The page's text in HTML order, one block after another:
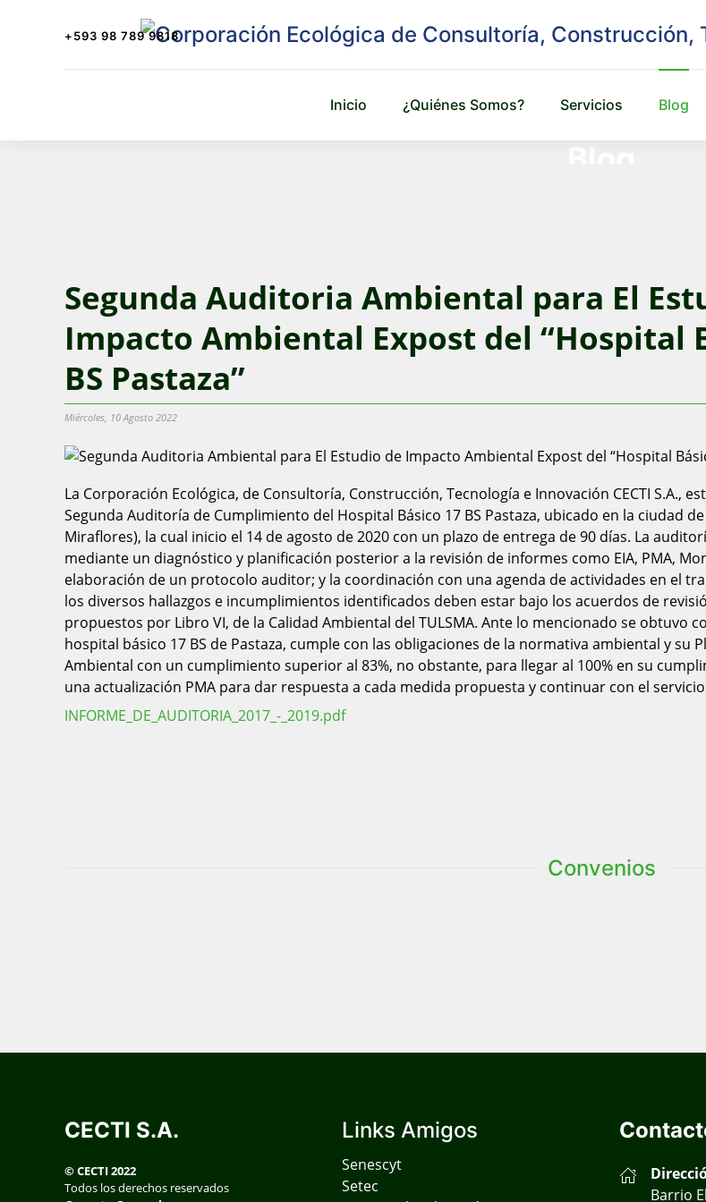
+593 98 789 9818
Inicio ¿Quiénes Somos? Servicios Blog
Segunda Auditoria Ambiental para El
Impacto Ambiental Expost del “Hospital
BS Pastaza”
Miércoles, 10 Agosto 2022
La Corporación Ecológica, de Consultoría, Construcción, Tecnología e Innovación CECTI S.A.,
Segunda Auditoría de Cumplimiento del Hospital Básico 17 BS Pastaza, ubicado en la ciudad
Miraflores), la cual inicio el 14 de agosto de 2020 con un plazo de entrega de 90 días. La
mediante un diagnóstico y planificación posterior a la revisión de informes como EIA, PMA,
elaboración de un protocolo auditor; y la coordinación con una agenda de actividades en el
los diversos hallazgos e incumplimientos identificados deben estar bajo los acuerdos de
propuestos por Libro VI, de la Calidad Ambiental del TULSMA. Ante lo mencionado se obtuvo
hospital básico 17 BS de Pastaza, cumple con las obligaciones de la normativa ambiental y su
Ambiental con un cumplimiento superior al 83%, no obstante, para llegar al 100% en su
una actualización PMA para dar respuesta a cada medida propuesta y continuar con el
INFORME_DE_AUDITORIA_2017_-_2019.pdf
Convenios
CECTI S.A.
© CECTI 2022
Todos los derechos reservados
Links Amigos
Senescyt
Setec
Barrio